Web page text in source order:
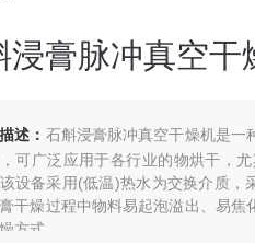
浸膏脉冲真空干
述： 石斛浸膏脉冲真空干燥机是一
可广泛应用于各行业的物烘干，
设备采用(低温)热水为交换介质，
干燥过程中物料易起泡溢出、易
方式。